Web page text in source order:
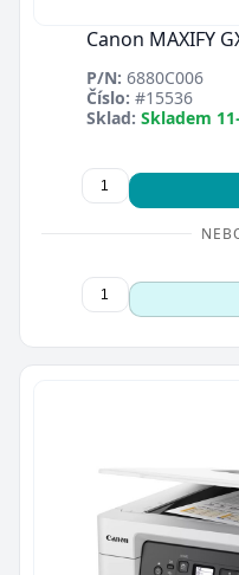
Canon MAXIFY
P/N: 6880C006
Číslo: #15536
Sklad: Skladem